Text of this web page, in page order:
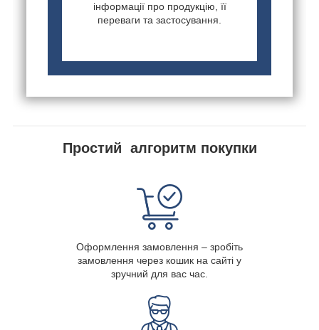
інформації про продукцію, її
переваги та застосування.
Простий алгоритм покупки
Оформлення замовлення – зробіть
замовлення через кошик на сайті у
зручний для вас час.